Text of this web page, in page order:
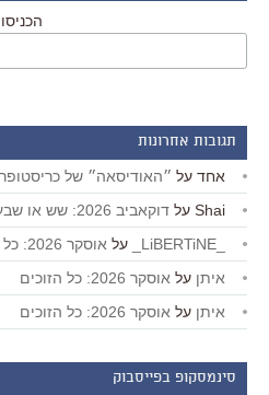
תגובות אחרונות
אחד על ״האודיסאה״ של כריסטופר
Shai על דוקאביב 2026: שש או שבע המלצות
על אוסקר 2026: כל הזוכים
איתן על אוסקר 2026: כל הזוכים
איתן על אוסקר 2026: כל הזוכים
סינמסקופ בפייסבוק